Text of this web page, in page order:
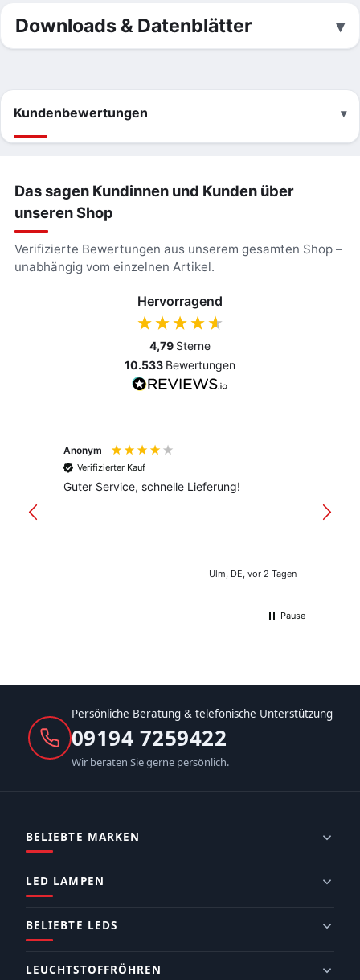
Downloads & Datenblätter
Kundenbewertungen
Das sagen Kundinnen und Kunden über
unseren Shop
Verifizierte Bewertungen aus unserem gesamten Shop –
unabhängig vom einzelnen Artikel.
Hervorragend
4,79 Sterne
10.533 Bewertungen
Anonym
Verifizierter Kauf
Guter Service, schnelle Lieferung!
Ulm, DE, vor 2 Tagen
Pause
Persönliche Beratung & telefonische Unterstützung
09194 7259422
Wir beraten Sie gerne persönlich.
BELIEBTE MARKEN
LED LAMPEN
BELIEBTE LEDS
LEUCHTSTOFFRÖHREN